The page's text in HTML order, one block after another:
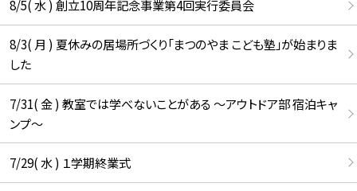
8/5( 水 ) 創立10周年記念事業第4回実行委員会
8/3( 月 ) 夏休みの居場所づくり「まつのやま こども塾」が始まりま
した
7/31( 金 ) 教室では学べないことがある ～アウトドア部 宿泊キャ
ンプ～
7/29( 水 ) １学期終業式